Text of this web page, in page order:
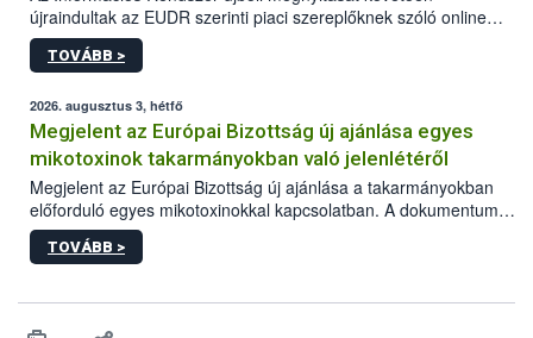
újraindultak az EUDR szerinti piaci szereplőknek szóló online
képzések.
TOVÁBB >
2026. augusztus 3, hétfő
Megjelent az Európai Bizottság új ajánlása egyes
mikotoxinok takarmányokban való jelenlétéről
Megjelent az Európai Bizottság új ajánlása a takarmányokban
előforduló egyes mikotoxinokkal kapcsolatban. A dokumentum
2027-től új irányértékek alkalmazását írja elő, és a jelenleg
hatályos uniós ajánlások helyébe lép.
TOVÁBB >